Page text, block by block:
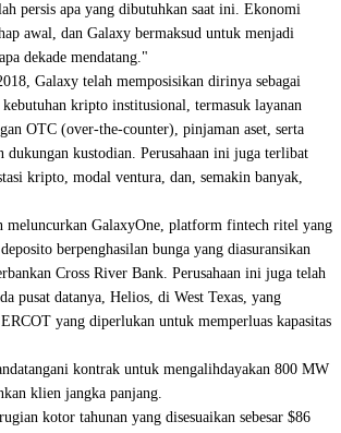
persis apa yang dibutuhkan saat ini. Ekonomi
awal, dan Galaxy bermaksud untuk menjadi
dekade mendatang."
Galaxy telah memposisikan dirinya sebagai
kripto institusional, termasuk layanan
OTC (over-the-counter), pinjaman aset, serta
dukungan kustodian. Perusahaan ini juga terlibat
kripto, modal ventura, dan, semakin banyak,
meluncurkan GalaxyOne, platform fintech ritel yang
berpenghasilan bunga yang diasuransikan
Cross River Bank. Perusahaan ini juga telah
pusat datanya, Helios, di West Texas, yang
yang diperlukan untuk memperluas kapasitas
kontrak untuk mengalihdayakan 800 MW
klien jangka panjang.
kotor tahunan yang disesuaikan sebesar $86